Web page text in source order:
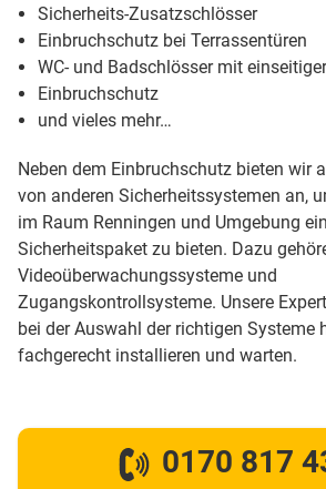
Sicherheits-Zusatzschlösser
Einbruchschutz bei Terrassentüren
WC- und Badschlösser mit
Einbruchschutz
und vieles mehr…
Neben dem Einbruchschutz bieten wir
von anderen Sicherheitssystemen an,
im Raum Renningen und Umgebung
Sicherheitspaket zu bieten. Dazu
Videoüberwachungssysteme und
Zugangskontrollsysteme. Unsere
bei der Auswahl der richtigen Systeme
fachgerecht installieren und warten.
0170 817